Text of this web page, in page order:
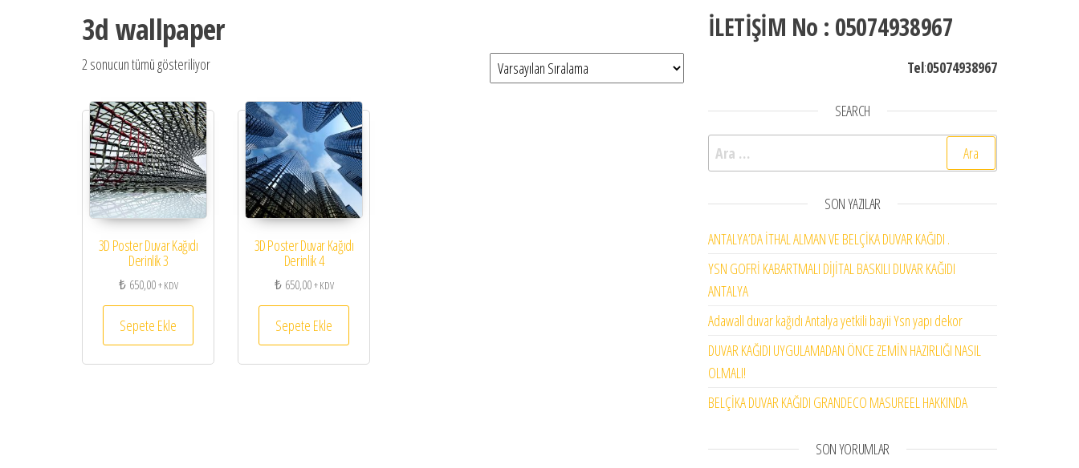
3d wallpaper
2 sonucun tümü gösteriliyor
3D Poster Duvar Kağıdı
Derinlik 3
₺650,00+ KDV
Sepete Ekle
3D Poster Duvar Kağıdı
Derinlik 4
₺650,00+ KDV
Sepete Ekle
İLETİŞİM No : 05074938967
Tel:05074938967
SEARCH
Arama:
SON YAZILAR
ANTALYA’DA İTHAL ALMAN VE BELÇİKA DUVAR KAĞIDI .
YSN GOFRİ KABARTMALI DİJİTAL BASKILI DUVAR KAĞIDI
ANTALYA
Adawall duvar kağıdı Antalya yetkili bayii Ysn yapı dekor
DUVAR KAĞIDI UYGULAMADAN ÖNCE ZEMİN HAZIRLIĞI NASIL
OLMALI!
BELÇİKA DUVAR KAĞIDI GRANDECO MASUREEL HAKKINDA
SON YORUMLAR